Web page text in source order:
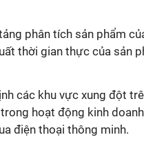
phân tích sản phẩm
thời gian thực của sản
các khu vực xung đột
hoạt động kinh
điện thoại thông minh.